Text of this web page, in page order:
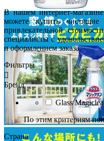
В нашем интернет-
можете купить
привлекательной
специалисты с
и оформлением заказа.
Фильтры

Бренд
Glass
По этим критериям
Страна